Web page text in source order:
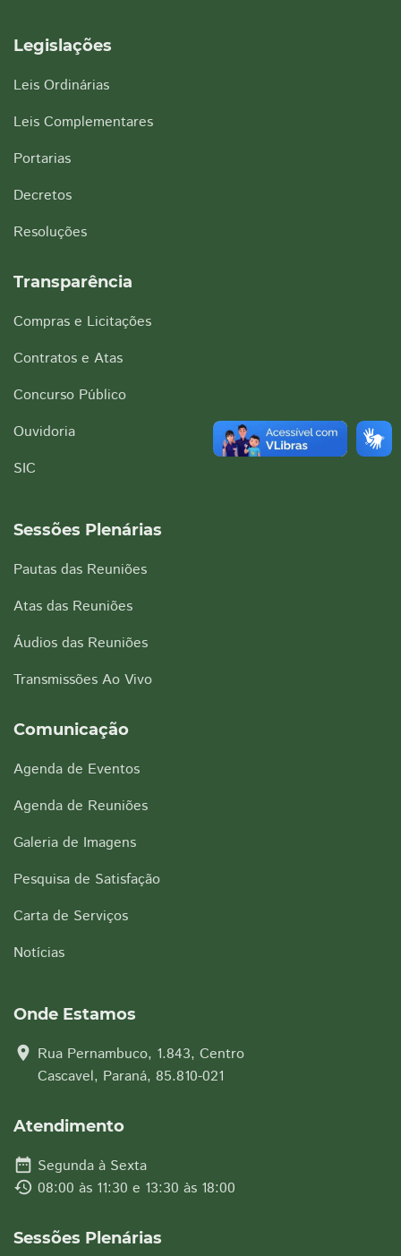
Legislações
Leis Ordinárias
Leis Complementares
Portarias
Decretos
Resoluções
Transparência
Compras e Licitações
Contratos e Atas
Concurso Público
Ouvidoria
SIC
Sessões Plenárias
Pautas das Reuniões
Atas das Reuniões
Áudios das Reuniões
Transmissões Ao Vivo
Comunicação
Agenda de Eventos
Agenda de Reuniões
Galeria de Imagens
Pesquisa de Satisfação
Carta de Serviços
Notícias
Onde Estamos
location_on Rua Pernambuco, 1.843, Centro
Cascavel, Paraná, 85.810-021
Atendimento
date_range Segunda à Sexta
history 08:00 às 11:30 e 13:30 às 18:00
Sessões Plenárias